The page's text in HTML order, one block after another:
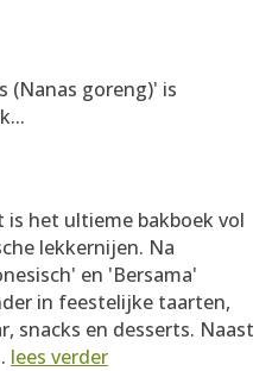
(Nanas goreng)' is
is het ultieme bakboek vol
lekkernijen. Na
en 'Bersama'
in feestelijke taarten,
snacks en desserts. Naast
lees verder